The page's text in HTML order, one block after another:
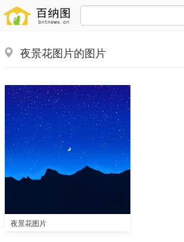
夜景花图片的图片
夜景花图片